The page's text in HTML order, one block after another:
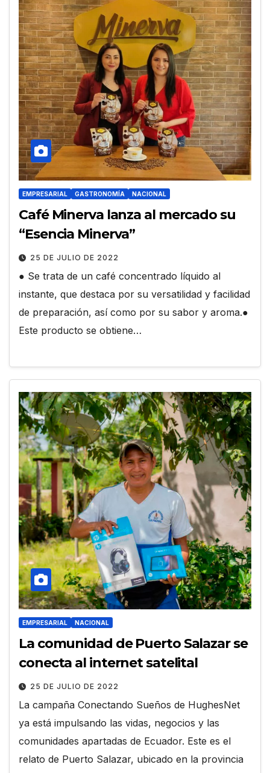
EMPRESARIAL GASTRONOMÍA NACIONAL
Café Minerva lanza al mercado su
“Esencia Minerva”
25 DE JULIO DE 2022
● Se trata de un café concentrado líquido al
instante, que destaca por su versatilidad y facilidad
de preparación, así como por su sabor y aroma.●
Este producto se obtiene…
EMPRESARIAL NACIONAL
La comunidad de Puerto Salazar se
conecta al internet satelital
25 DE JULIO DE 2022
La campaña Conectando Sueños de HughesNet
ya está impulsando las vidas, negocios y las
comunidades apartadas de Ecuador. Este es el
relato de Puerto Salazar, ubicado en la provincia